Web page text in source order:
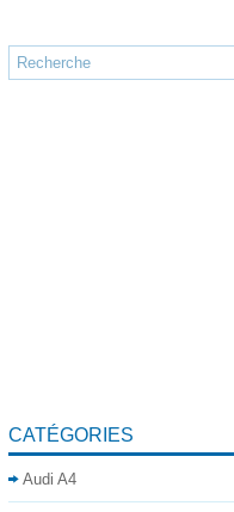
CATÉGORIES
Audi A4